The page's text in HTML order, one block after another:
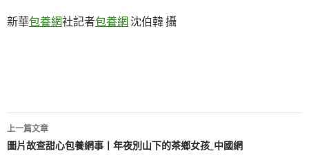
新華包養網社記者包養網 沈伯韓 攝
文
章
上一篇文章
圖片故查甜心包養網事丨年夜別山下的茶鄉女孩_中國網